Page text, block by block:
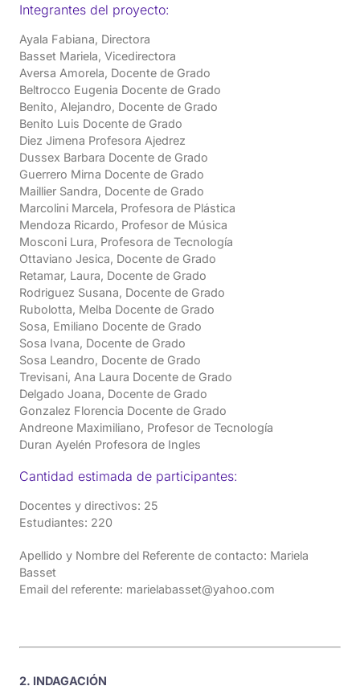
Integrantes del proyecto:
Ayala Fabiana, Directora
Basset Mariela, Vicedirectora
Aversa Amorela, Docente de Grado
Beltrocco Eugenia Docente de Grado
Benito, Alejandro, Docente de Grado
Benito Luis Docente de Grado
Diez Jimena Profesora Ajedrez
Dussex Barbara Docente de Grado
Guerrero Mirna Docente de Grado
Maillier Sandra, Docente de Grado
Marcolini Marcela, Profesora de Plástica
Mendoza Ricardo, Profesor de Música
Mosconi Lura, Profesora de Tecnología
Ottaviano Jesica, Docente de Grado
Retamar, Laura, Docente de Grado
Rodriguez Susana, Docente de Grado
Rubolotta, Melba Docente de Grado
Sosa, Emiliano Docente de Grado
Sosa Ivana, Docente de Grado
Sosa Leandro, Docente de Grado
Trevisani, Ana Laura Docente de Grado
Delgado Joana, Docente de Grado
Gonzalez Florencia Docente de Grado
Andreone Maximiliano, Profesor de Tecnología
Duran Ayelén Profesora de Ingles
Cantidad estimada de participantes:
Docentes y directivos: 25
Estudiantes: 220
Apellido y Nombre del Referente de contacto: Mariela
Basset
Email del referente: marielabasset@yahoo.com
2. INDAGACIÓN